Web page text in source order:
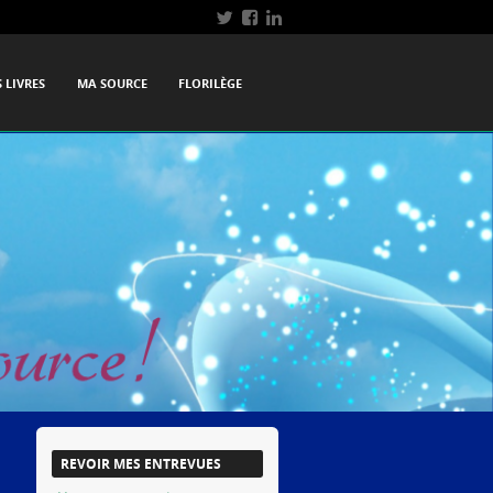
LIVRES MA SOURCE FLORILÈGE
REVOIR MES ENTREVUES